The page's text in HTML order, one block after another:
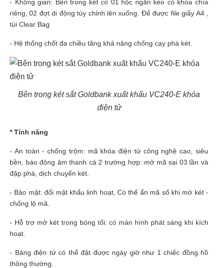
- Không gian: Bên trong két có 01 hộc ngăn kéo có khóa chìa
riêng, 02 đợt di động tùy chỉnh lên xuống. Để được file giấy A4 ,
túi Clear Bag
- Hệ thống chốt đa chiều tăng khả năng chống cạy phá két.
Bên trong két sắt Goldbank xuất khẩu VC240-E khóa
điện tử
* Tính năng
- An toàn - chống trộm: mã khóa điện tử công nghệ cao, siêu
bền, báo động âm thanh cả 2 trường hợp: mở mã sai 03 lần và
đập phá, dịch chuyển két.
- Bảo mật: đổi mật khẩu linh hoạt, Có thể ẩn mã số khi mở két -
chống lộ mã.
- Hỗ trợ mở két trong bóng tối: có màn hình phát sáng khi kích
hoạt.
- Bảng điện tử có thể đặt được ngày giờ như 1 chiếc đồng hồ
thông thường.